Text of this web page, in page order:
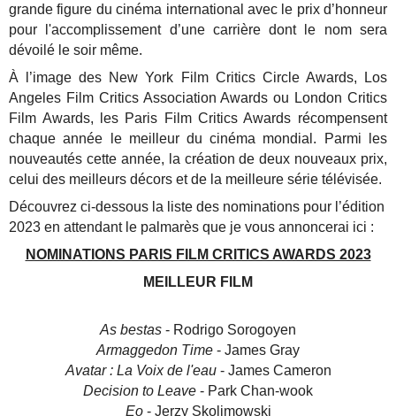
grande figure du cinéma international avec le prix d’honneur
pour l'accomplissement d’une carrière dont le nom sera
dévoilé le soir même.
À l’image des New York Film Critics Circle Awards, Los
Angeles Film Critics AssociationAwards ou London Critics
Film Awards, les Paris Film Critics Awards récompensent
chaque année le meilleur du cinéma mondial.
Parmi les
nouveautés cette année, la création de deux nouveaux prix,
celui des meilleurs décors et de la meilleure série télévisée.
Découvrez ci-dessous la liste des nominations pour l’édition
2023 en attendant le palmarès que je vous annoncerai ici :
NOMINATIONS PARIS FILM CRITICS AWARDS 2023
MEILLEUR FILM
As bestas - Rodrigo Sorogoyen
Armaggedon Time - James Gray
Avatar : La Voix de l'eau- James Cameron
Decision to Leave - Park Chan-wook
Eo- Jerzy Skolimowski